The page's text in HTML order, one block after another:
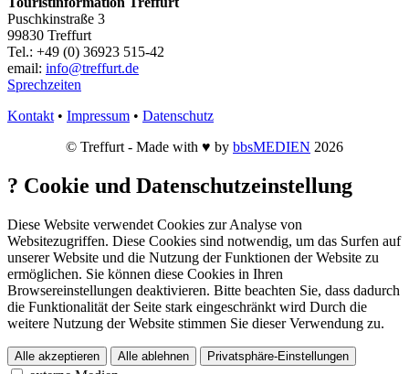
Puschkinstraße 3
99830 Treffurt
Tel.: +49 (0) 36923 515-42
email: info@treffurt.de
Sprechzeiten
Kontakt • Impressum • Datenschutz
© Treffurt - Made with ♥ by bbsMEDIEN 2026
? Cookie und Datenschutzeinstellung
Diese Website verwendet Cookies zur Analyse von
Websitezugriffen. Diese Cookies sind notwendig, um das Surfen auf
unserer Website und die Nutzung der Funktionen der Website zu
ermöglichen. Sie können diese Cookies in Ihren
Browsereinstellungen deaktivieren. Bitte beachten Sie, dass dadurch
die Funktionalität der Seite stark eingeschränkt wird Durch die
weitere Nutzung der Website stimmen Sie dieser Verwendung zu.
Alle akzeptieren Alle ablehnen Privatsphäre-Einstellungen